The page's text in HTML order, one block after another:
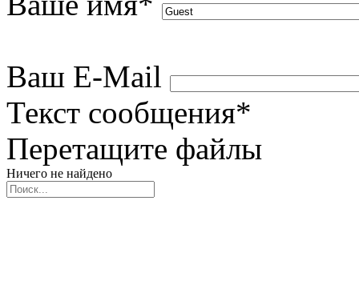
Ваш E-Mail
Текст сообщения*
Перетащите файлы
Ничего не найдено